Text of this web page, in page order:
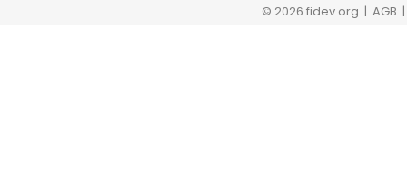
© 2026 fidev.org | AGB